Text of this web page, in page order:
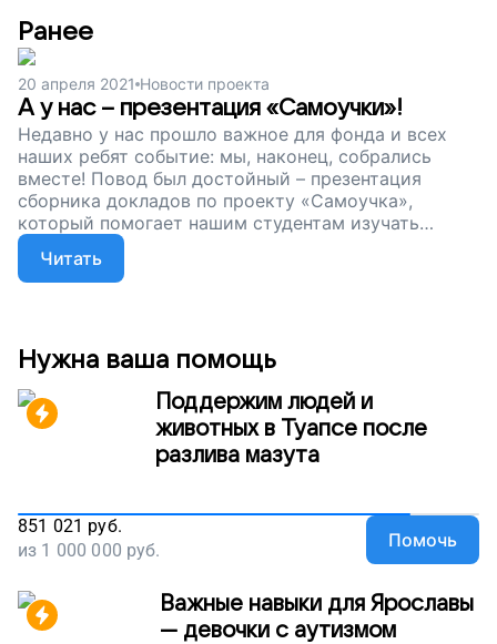
Ранее
20 апреля 2021 Новости проекта
А у нас – презентация «Самоучки»!
Недавно у нас прошло важное для фонда и всех
наших ребят событие: мы, наконец, собрались
вместе! Повод был достойный – презентация
сборника докладов по проекту «Самоучка»,
который помогает нашим студентам изучать
интересные им темы, искать и анализировать
информацию.
Читать
Нужна ваша помощь
Поддержим людей и
животных в Туапсе после
разлива мазута
851 021 руб.
из 1 000 000 руб. Помочь
Важные навыки для Ярославы
— девочки с аутизмом